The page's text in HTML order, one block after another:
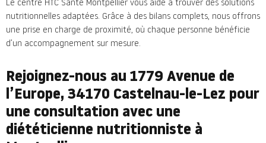
Le centre HTC Santé Montpellier vous aide à trouver des solutions
nutritionnelles adaptées. Grâce à des bilans complets, nous offrons
une prise en charge de proximité, où chaque personne bénéficie
d’un accompagnement sur mesure.
Rejoignez-nous au 1779 Avenue de
l’Europe, 34170 Castelnau-le-Lez pour
une consultation avec une
diététicienne nutritionniste à